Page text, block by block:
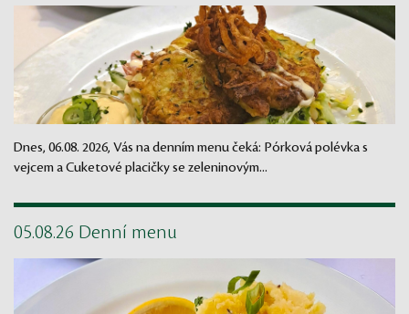
Dnes, 06.08. 2026, Vás na denním menu čeká: Pórková polévka s
vejcem a Cuketové placičky se zeleninovým...
05.08.26 Denní menu